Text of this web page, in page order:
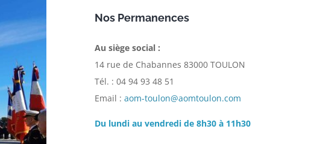
Nos Permanences
Au siège social :
14 rue de Chabannes 83000 TOULON
Tél. : 04 94 93 48 51
Email : aom-toulon@aomtoulon.com
Du lundi au vendredi de 8h30 à 11h30